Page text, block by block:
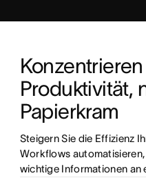
Produktivität,
Papierkram
Steigern Sie die Effizienz
Workflows
wichtige Informationen an